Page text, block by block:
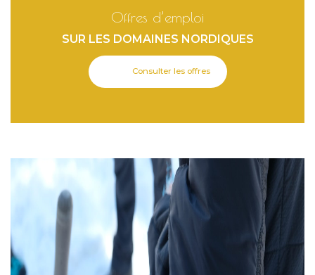
Offres d’emploi
SUR LES DOMAINES NORDIQUES
Consulter les offres